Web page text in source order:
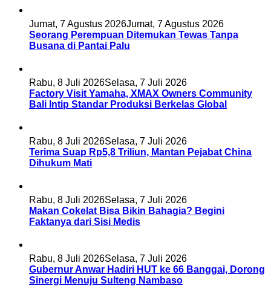
Jumat, 7 Agustus 2026Jumat, 7 Agustus 2026
Seorang Perempuan Ditemukan Tewas Tanpa
Busana di Pantai Palu
Rabu, 8 Juli 2026Selasa, 7 Juli 2026
Factory Visit Yamaha, XMAX Owners Community
Bali Intip Standar Produksi Berkelas Global
Rabu, 8 Juli 2026Selasa, 7 Juli 2026
Terima Suap Rp5,8 Triliun, Mantan Pejabat China
Dihukum Mati
Rabu, 8 Juli 2026Selasa, 7 Juli 2026
Makan Cokelat Bisa Bikin Bahagia? Begini
Faktanya dari Sisi Medis
Rabu, 8 Juli 2026Selasa, 7 Juli 2026
Gubernur Anwar Hadiri HUT ke 66 Banggai, Dorong
Sinergi Menuju Sulteng Nambaso